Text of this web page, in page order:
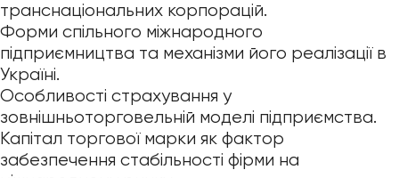
транснаціональних корпорацій.
Форми спільного міжнародного
підприємництва та механізми його реалізації в
Україні.
Особливості страхування у
зовнішньоторговельній моделі підприємства.
Капітал торгової марки як фактор
забезпечення стабільності фірми на